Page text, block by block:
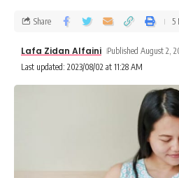
Last updated: 2023/08/02 at 11:28 AM
Lafa Zidan Alfaini Published August 2,
Share 5